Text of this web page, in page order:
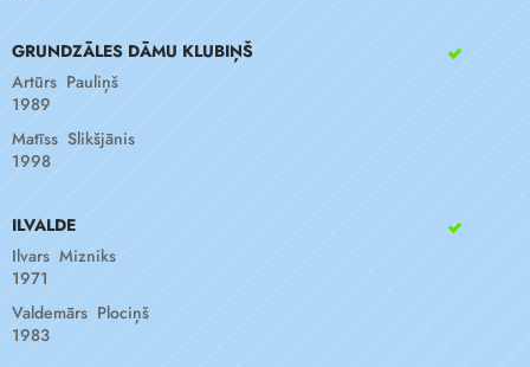
GRUNDZĀLES DĀMU KLUBIŅŠ
Artūrs Pauliņš
1989
Matīss Slikšjānis
1998
ILVALDE
Ilvars Mizniks
1971
Valdemārs Plociņš
1983